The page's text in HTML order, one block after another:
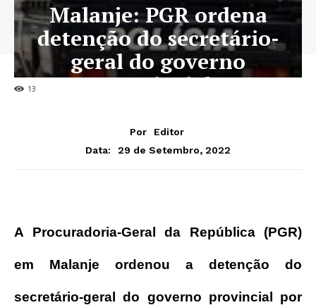
13
Malanje: PGR ordena
detenção do secretário-
geral do governo
provincial
Por
Editor
Data:
29 de Setembro, 2022
A Procuradoria-Geral da República (PGR)
em Malanje ordenou a detenção do
secretário-geral do governo provincial por